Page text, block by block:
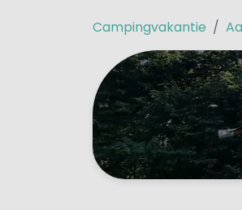
Campingvakantie